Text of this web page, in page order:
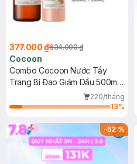
377.000 ₫634.000 ₫
Cocoon
Combo Cocoon Nước Tẩy
Trang Bí Đao Giảm Dầu 500ml
+ Sữa Rửa Mặt Sen Hậu Giang
Dịu Da Nhạy Cảm 310ml
220/tháng
13%
-52%